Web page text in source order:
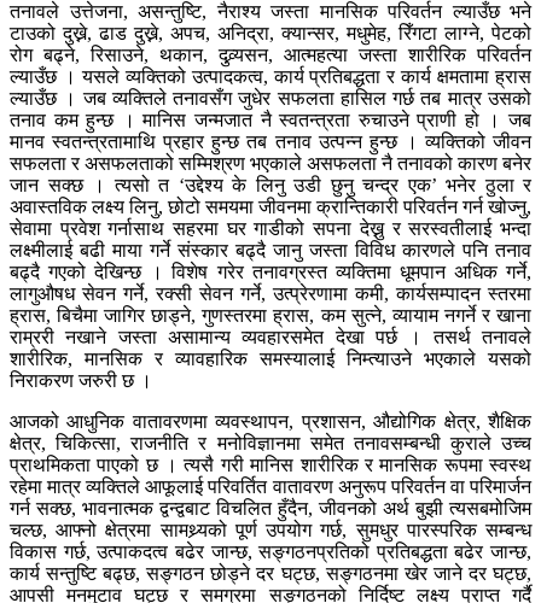
तनावले उत्तेजना, असन्तुष्टि, नैराश्य जस्ता मानसिक परिवर्तन ल्याउँछ भने
टाउको दुख्ने, ढाड दुख्ने, अपच, अनिद्रा, क्यान्सर, मधुमेह, रिँगटा लाग्ने, पेटको
रोग बढ्ने, रिसाउने, थकान, दुव्र्यसन, आत्महत्या जस्ता शारीरिक परिवर्तन
ल्याउँछ । यसले व्यक्तिको उत्पादकत्व, कार्य प्रतिबद्धता र कार्य क्षमतामा ह्रास
ल्याउँछ । जब व्यक्तिले तनावसँग जुधेर सफलता हासिल गर्छ तब मात्र उसको
तनाव कम हुन्छ । मानिस जन्मजात नै स्वतन्त्रता रुचाउने प्राणी हो । जब
मानव स्वतन्त्रतामाथि प्रहार हुन्छ तब तनाव उत्पन्न हुन्छ । व्यक्तिको जीवन
सफलता र असफलताको सम्मिश्रण भएकाले असफलता नै तनावको कारण बनेर
जान सक्छ । त्यसो त ‘उद्देश्य के लिनु उडी छुनु चन्द्र एक’ भनेर ठुला र
अवास्तविक लक्ष्य लिनु, छोटो समयमा जीवनमा क्रान्तिकारी परिवर्तन गर्न खोज्नु,
सेवामा प्रवेश गर्नासाथ सहरमा घर गाडीको सपना देख्नु र सरस्वतीलाई भन्दा
लक्ष्मीलाई बढी माया गर्ने संस्कार बढ्दै जानु जस्ता विविध कारणले पनि तनाव
बढ्दै गएको देखिन्छ । विशेष गरेर तनावग्रस्त व्यक्तिमा धूमपान अधिक गर्ने,
लागुऔषध सेवन गर्ने, रक्सी सेवन गर्ने, उत्प्रेरणामा कमी, कार्यसम्पादन स्तरमा
ह्रास, बिचैमा जागिर छाड्ने, गुणस्तरमा ह्रास, कम सुत्ने, व्यायाम नगर्ने र खाना
राम्ररी नखाने जस्ता असामान्य व्यवहारसमेत देखा पर्छ । तसर्थ तनावले
शारीरिक, मानसिक र व्यावहारिक समस्यालाई निम्त्याउने भएकाले यसको
निराकरण जरुरी छ ।
आजको आधुनिक वातावरणमा व्यवस्थापन, प्रशासन, औद्योगिक क्षेत्र, शैक्षिक
क्षेत्र, चिकित्सा, राजनीति र मनोविज्ञानमा समेत तनावसम्बन्धी कुराले उच्च
प्राथमिकता पाएको छ । त्यसै गरी मानिस शारीरिक र मानसिक रूपमा स्वस्थ
रहेमा मात्र व्यक्तिले आफूलाई परिवर्तित वातावरण अनुरूप परिवर्तन वा परिमार्जन
गर्न सक्छ, भावनात्मक द्वन्द्वबाट विचलित हुँदैन, जीवनको अर्थ बुझी त्यसबमोजिम
चल्छ, आफ्नो क्षेत्रमा सामथ्र्यको पूर्ण उपयोग गर्छ, सुमधुर पारस्परिक सम्बन्ध
विकास गर्छ, उत्पाकदत्व बढेर जान्छ, सङ्गठनप्रतिको प्रतिबद्धता बढेर जान्छ,
कार्य सन्तुष्टि बढ्छ, सङ्गठन छोड्ने दर घट्छ, सङ्गठनमा खेर जाने दर घट्छ,
आपसी मनमुटाव घट्छ र समग्रमा सङ्गठनको निर्दिष्ट लक्ष्य प्राप्त गर्दै